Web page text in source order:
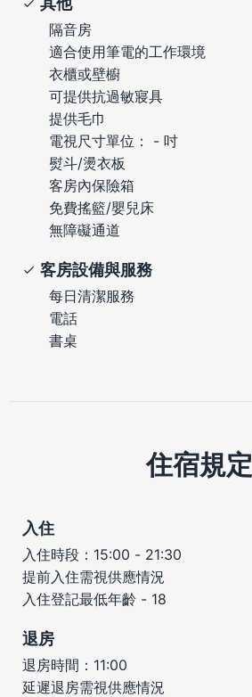
隔音房
適合使用筆電的工作環境
衣櫃或壁櫥
可提供抗過敏寢具
提供毛巾
電視尺寸單位： - 吋
熨斗/燙衣板
客房內保險箱
免費搖籃/嬰兒床
無障礙通道
客房設備與服務
每日清潔服務
電話
書桌
住宿規定
入住
入住時段：15:00 - 21:30
提前入住需視供應情況
入住登記最低年齡 - 18
退房
退房時間：11:00
延遲退房需視供應情況